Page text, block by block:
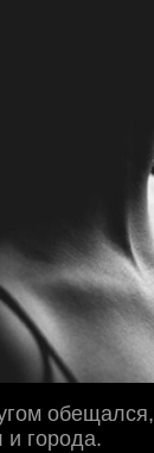
обещался,
города.